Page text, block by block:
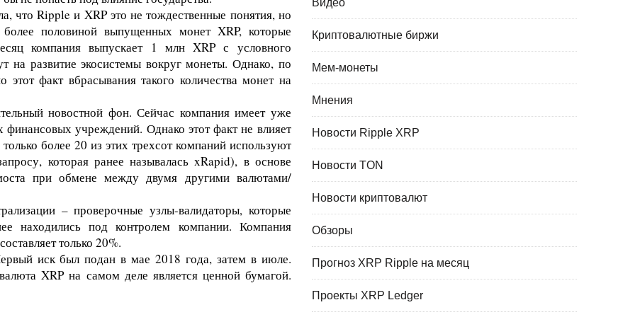
что Ripple и XRP это не тождественные понятия, но
половиной выпущенных монет XRP, которые
компания выпускает 1 млн XRP с условного
на развитие экосистемы вокруг монеты. Однако, по
факт вбрасывания такого количества монет на
новостной фон. Сейчас компания имеет уже
учреждений. Однако этот факт не влияет
более 20 из этих трехсот компаний используют
которая ранее называлась xRapid), в основе
при обмене между двумя другими валютами/
– проверочные узлы-валидаторы, которые
находились под контролем компании. Компания
только 20%.
иск был подан в мае 2018 года, затем в июле.
XRP на самом деле является ценной бумагой.
Видео
Криптовалютные биржи
Мем-монеты
Мнения
Новости Ripple XRP
Новости TON
Новости криптовалют
Обзоры
Прогноз XRP Ripple на месяц
Проекты XRP Ledger